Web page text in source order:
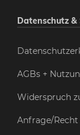
Datenschutz &
AGBs +
Widerspruch
Anfrage/Recht